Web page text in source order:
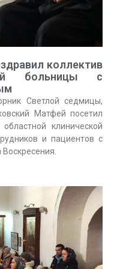
коллектив
больницы с
Светлой седмицы,
Матфей посетил
клинической
и пациентов с